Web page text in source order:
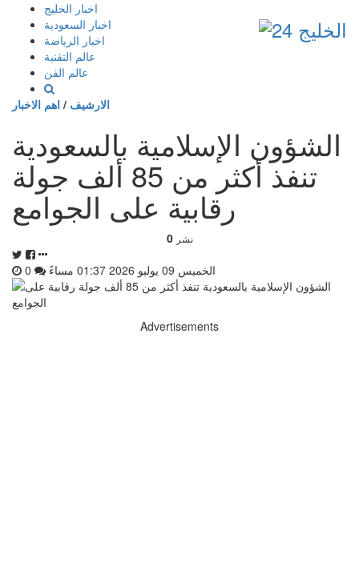
إذهب
المحتوى
اخبار الخليج
اخبار السعودية
اخبار الرياضة
عالم التقنية
عالم الفن
الارشيف / اهم الاخبار
الشؤون الإسلامية بالسعودية
تنفذ أكثر من 85 ألف جولة
رقابية على الجوامع
0 نشر
الخميس 09 يوليو 2026 01:37 مساءً
Advertisements